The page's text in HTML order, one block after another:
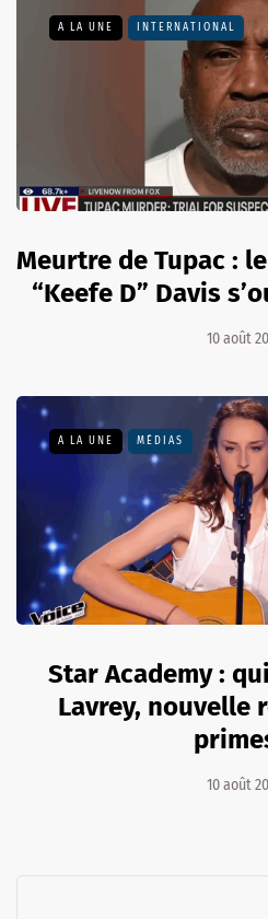
A LA UNE INTERNATIONAL
Meurtre de Tupac :
“Keefe D” Davis
10 août
A LA UNE MÉDIAS
Star Academy :
Lavrey, nouvelle
10 août